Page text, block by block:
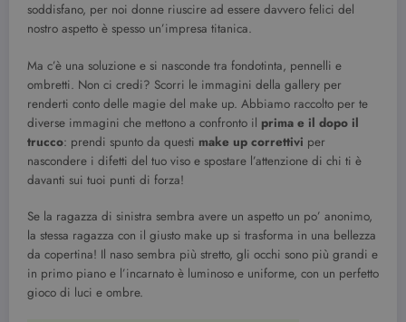
soddisfano, per noi donne riuscire ad essere davvero felici del
nostro aspetto è spesso un’impresa titanica.
Ma c’è una soluzione e si nasconde tra fondotinta, pennelli e
ombretti. Non ci credi? Scorri le immagini della gallery per
renderti conto delle magie del make up. Abbiamo raccolto per te
diverse immagini che mettono a confronto il prima e il dopo il
trucco: prendi spunto da questi make up correttivi per
nascondere i difetti del tuo viso e spostare l’attenzione di chi ti è
davanti sui tuoi punti di forza!
Se la ragazza di sinistra sembra avere un aspetto un po’ anonimo,
la stessa ragazza con il giusto make up si trasforma in una bellezza
da copertina! Il naso sembra più stretto, gli occhi sono più grandi e
in primo piano e l’incarnato è luminoso e uniforme, con un perfetto
gioco di luci e ombre.